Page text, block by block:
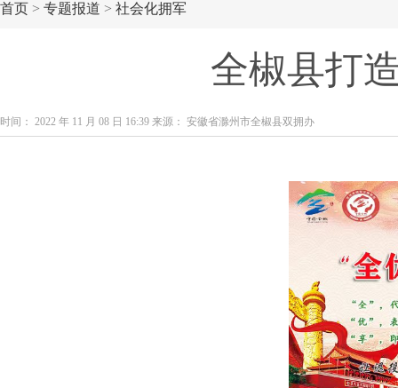
首页 > 专题报道 > 社会化拥军
全椒县打
时间： 2022 年 11 月 08 日 16:39 来源： 安徽省滁州市全椒县双拥办